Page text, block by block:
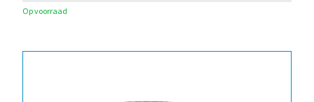
Op voorraad